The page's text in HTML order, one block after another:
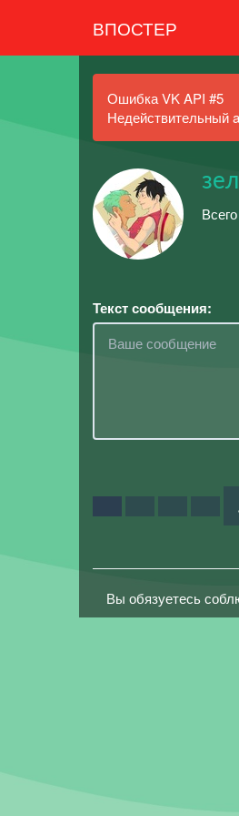
ВПОСТЕР
Ошибка VK API #5
Недействительный
Текст сообщения:
Вы обязуетесь